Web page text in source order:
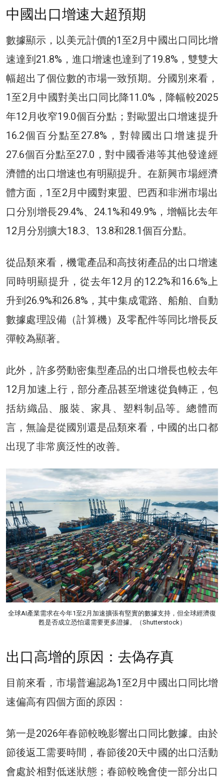
中國出口增速大超預期
數據顯示，以美元計價的1至2月中國出口同比增
速達到21.8%，進口增速也達到了19.8%，雙雙大
幅超出了個位數的市場一致預期。分國別來看，
1至2月中國對美出口同比降11.0%，降幅較2025
年12月收窄19.0個百分點；對歐盟出口增速提升
16.2個百分點至27.8%，對韓國出口增速提升
27.6個百分點至27.0，對中國香港等其他發達經
濟體的出口增速也有明顯提升。在新興市場經濟
體方面，1至2月中國對東盟、巴西和非洲市場出
口分別增長29.4%、24.1%和49.9%，增幅比去年
12月分別擴大18.3、13.8和28.1個百分點。
從品類來看，機電產品和高技術產品的出口增速
同時明顯提升，從去年12月的12.2%和16.6%上
升到26.9%和26.8%，其中集成電路、船舶、自動
數據處理設備（計算機）及零配件等同比增長反
彈較為顯著。
此外，許多勞動密集型產品的出口增長也較去年
12月加速上行，部分產品甚至增速從負轉正，包
括紡織品、服裝、家具、塑料制品等。總體而
言，無論是從國別還是品類來看，中國的出口都
出現了非常廣泛性的改善。
全球AI產業需求在今年1至2月加速擴張有堅實的數據支持，但全球經濟復
甦是否成立恐怕還需要更多證據。（Shutterstock）
出口高增的原因：去偽存真
目前來看，市場普遍認為1至2月中國出口同比增
速偏高有四個方面的原因：
第一是2026年春節較晚影響出口同比數據。由於
節後返工需要時間，春節後20天中國的出口活動
會處於相對低迷狀態；春節較晚會使一部分出口